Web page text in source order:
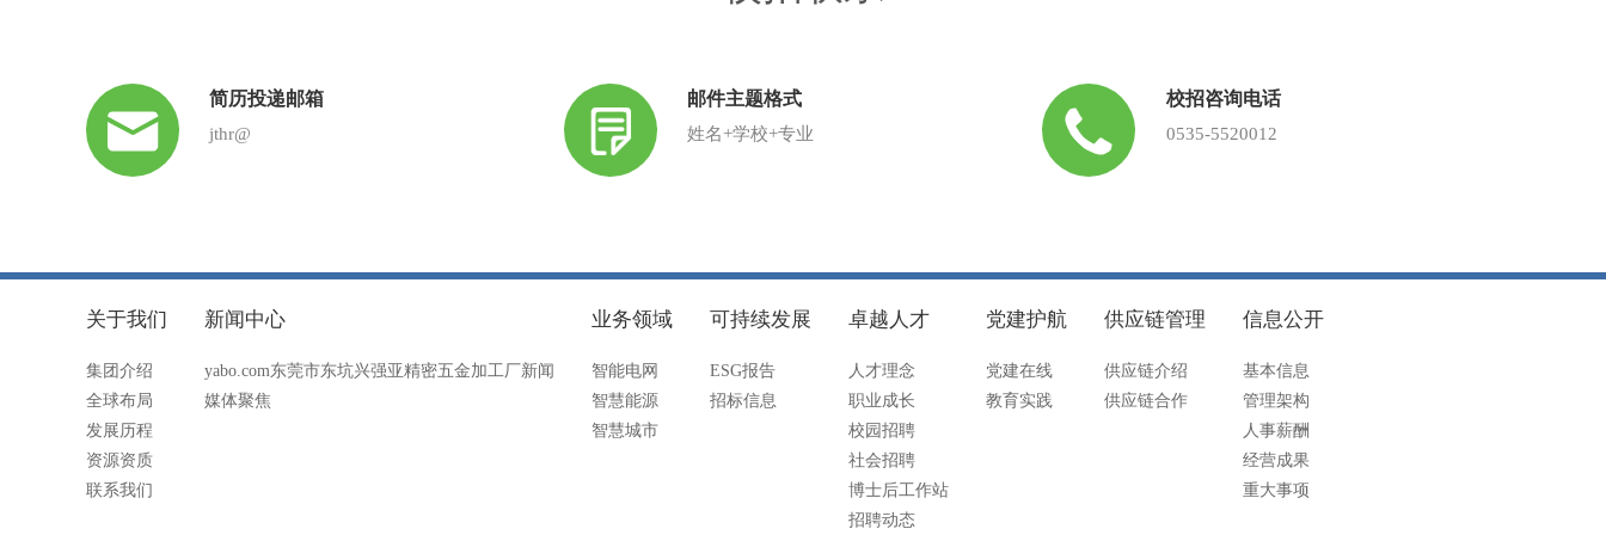
简历投递邮箱
jthr@
邮件主题格式
姓名+学校+专业
校招咨询电话
0535-5520012
关于我们
集团介绍
全球布局
发展历程
资源资质
联系我们
新闻中心
yabo.com东莞市东坑兴强亚精密五金加工厂新闻
媒体聚焦
业务领域
智能电网
智慧能源
智慧城市
可持续发展
ESG报告
招标信息
卓越人才
人才理念
职业成长
校园招聘
社会招聘
博士后工作站
招聘动态
党建护航
党建在线
教育实践
供应链管理
供应链介绍
供应链合作
信息公开
基本信息
管理架构
人事薪酬
经营成果
重大事项